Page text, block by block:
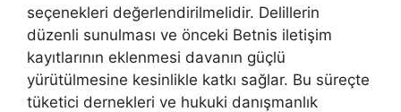
seçenekleri değerlendirilmelidir. Delillerin
düzenli sunulması ve önceki Betnis iletişim
kayıtlarının eklenmesi davanın güçlü
yürütülmesine kesinlikle katkı sağlar. Bu süreçte
tüketici dernekleri ve hukuki danışmanlık